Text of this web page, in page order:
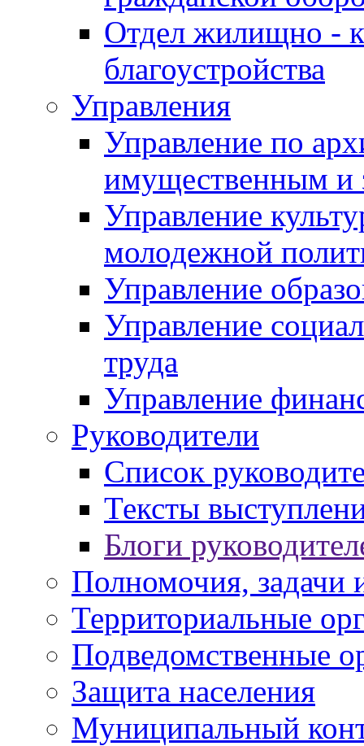
Отдел жилищно -
благоустройства
Управления
Управление по
имущественным и
Управление
молодежной
Управление
Управление
труда
Управление
Руководители
Список
Тексты
Блоги
Полномочия, задачи
Территориальные
Подведомственные
Защита населения
Муниципальный